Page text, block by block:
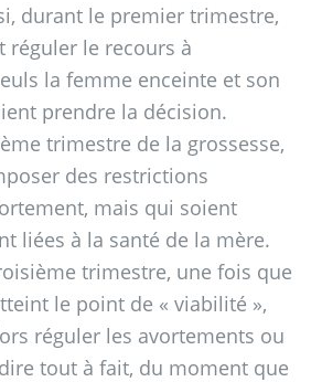
durant le premier trimestre,
réguler le recours à
la femme enceinte et son
prendre la décision.
trimestre de la grossesse,
des restrictions
mais qui soient
liées à la santé de la mère.
trimestre, une fois que
le point de « viabilité »,
réguler les avortements ou
tout à fait, du moment que